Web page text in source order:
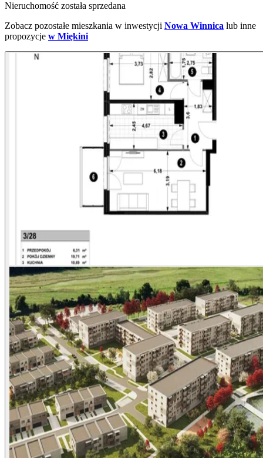
Nieruchomość została sprzedana
Zobacz pozostałe mieszkania w inwestycji Nowa Winnica lub inne
propozycje w Miękini